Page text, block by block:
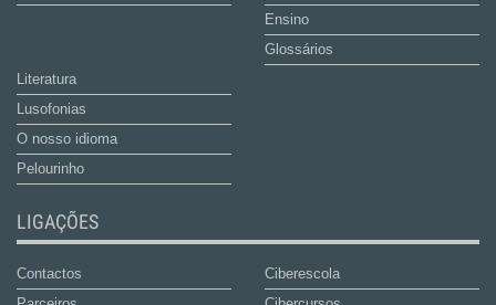
Ensino
Glossários
Literatura
Lusofonias
O nosso idioma
Pelourinho
LIGAÇÕES
Contactos
Ciberescola